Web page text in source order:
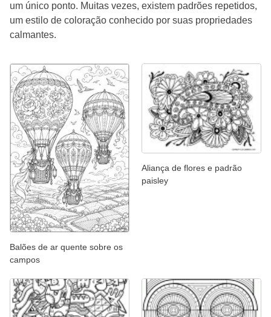
um único ponto. Muitas vezes, existem padrões repetidos,
um estilo de coloração conhecido por suas propriedades
calmantes.
Balões de ar quente sobre os
campos
Aliança de flores e padrão
paisley